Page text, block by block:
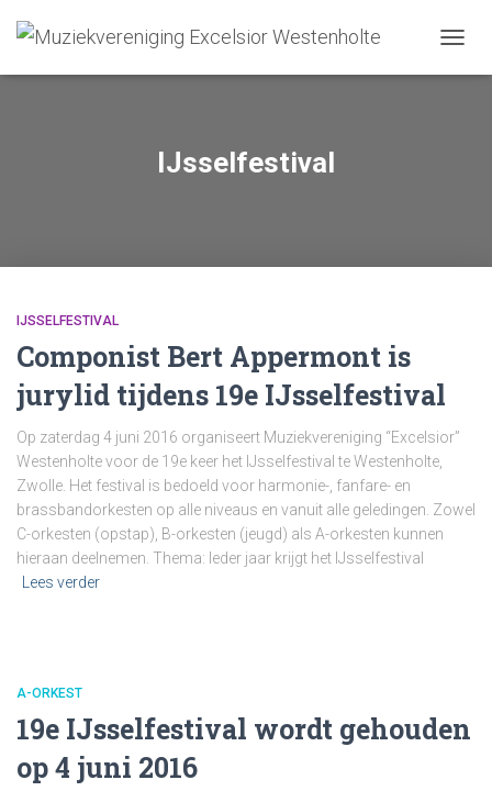
IJsselfestival
IJSSELFESTIVAL
Componist Bert Appermont is
jurylid tijdens 19e IJsselfestival
Op zaterdag 4 juni 2016 organiseert Muziekvereniging “Excelsior”
Westenholte voor de 19e keer het IJsselfestival te Westenholte,
Zwolle. Het festival is bedoeld voor harmonie-, fanfare- en
brassbandorkesten op alle niveaus en vanuit alle geledingen. Zowel
C-orkesten (opstap), B-orkesten (jeugd) als A-orkesten kunnen
hieraan deelnemen. Thema: Ieder jaar krijgt het IJsselfestival
Lees verder
A-ORKEST
19e IJsselfestival wordt gehouden
op 4 juni 2016